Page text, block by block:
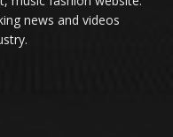
news and videos